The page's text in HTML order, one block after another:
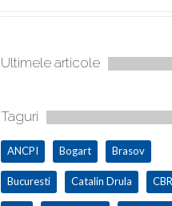
Ultimele articole
Taguri
ANCPI Bogart Brasov
Bucuresti Catalin Drula